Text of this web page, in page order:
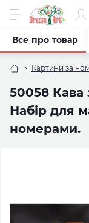
Картини за
50058
Набір для
номерами.
Все про товар